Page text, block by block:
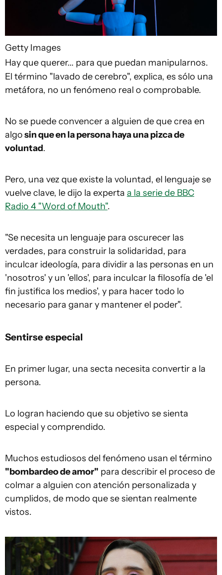
Getty Images
Hay que querer... para que puedan manipularnos.
El término "lavado de cerebro", explica, es sólo una
metáfora, no un fenómeno real o comprobable.
No se puede convencer a alguien de que crea en
algosinque en la persona hayauna pizca de
voluntad.
Pero, una vez que existe la voluntad, el lenguaje se
vuelve clave, le dijo la experta a la serie de BBC
Radio 4 "Word of Mouth".
"Se necesita un lenguaje para oscurecer las
verdades, para construir la solidaridad, para
inculcar ideología, para dividir a las personas en un
'nosotros' y un 'ellos', para inculcar la filosofía de 'el
fin justifica los medios', y para hacer todo lo
necesario para ganar y mantener el poder".
Sentirse especial
En primer lugar, una secta necesita convertir a la
persona.
Lo logran haciendo que su objetivo se sienta
especial y comprendido.
Muchos estudiosos del fenómeno usan el término
"bombardeo de amor" para describir el proceso de
colmar a alguien con atención personalizada y
cumplidos, de modo que se sientan realmente
vistos.